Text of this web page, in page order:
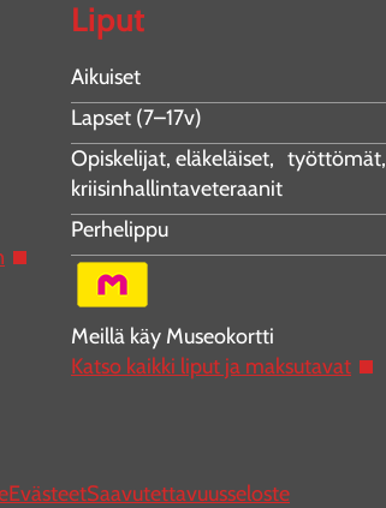
Liput
Aikuiset
Lapset (7–17v)
Opiskelijat, eläkeläiset, työttömät,
kriisinhallintaveteraanit
Perhelippu
Meillä käy Museokortti
Katso kaikki liput ja maksutavat
EvästeetSaavutettavuusseloste